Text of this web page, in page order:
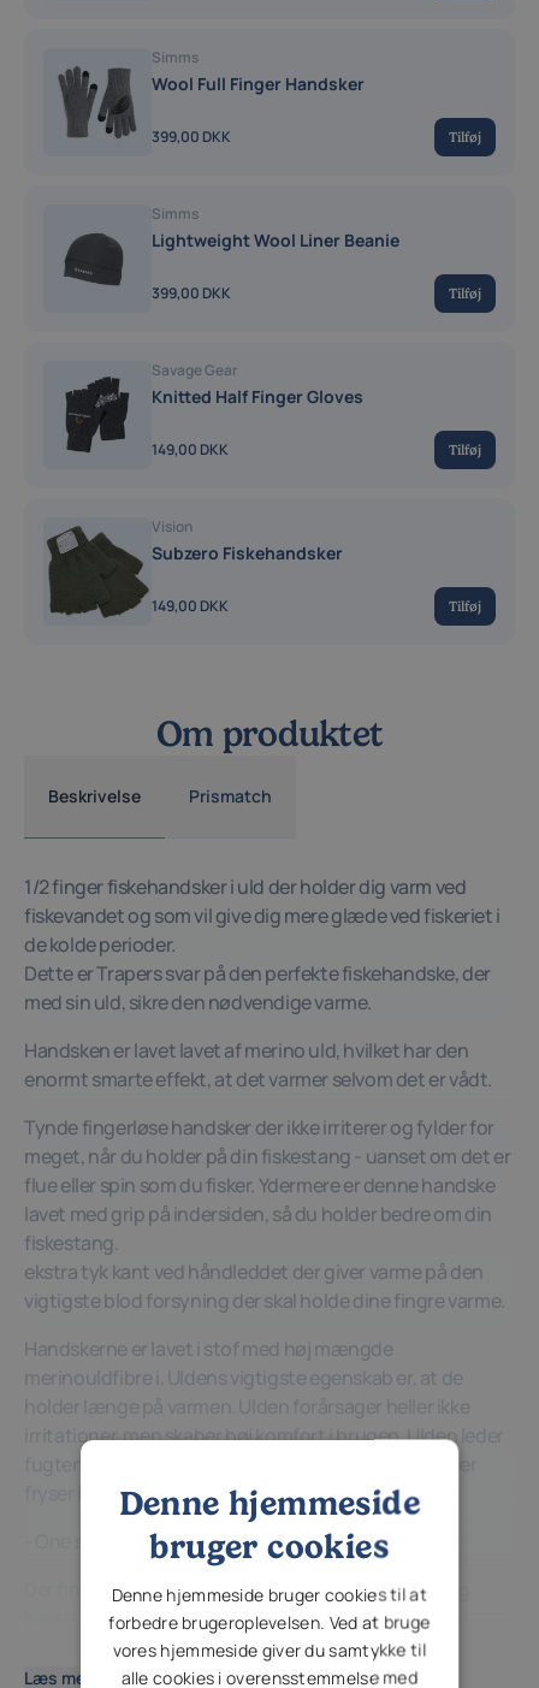
Simms
Wool Full Finger Handsker
399,00 DKK Tilføj
Simms
Lightweight Wool Liner Beanie
399,00 DKK Tilføj
Savage Gear
Knitted Half Finger Gloves
149,00 DKK Tilføj
Vision
Subzero Fiskehandsker
149,00 DKK Tilføj
Om produktet
Beskrivelse Prismatch
1/2 finger fiskehandsker i uld der holder dig varm ved
fiskevandet og som vil give dig mere glæde ved fiskeriet i
de kolde perioder.
Dette er Trapers svar på den perfekte fiskehandske, der
med sin uld, sikre den nødvendige varme.
Handsken er lavet lavet af merino uld, hvilket har den
enormt smarte effekt, at det varmer selvom det er vådt.
Tynde fingerløse handsker der ikke irriterer og fylder for
meget, når du holder på din fiskestang - uanset om det er
flue eller spin som du fisker. Ydermere er denne handske
lavet med grip på indersiden, så du holder bedre om din
fiskestang.
ekstra tyk kant ved håndleddet der giver varme på den
vigtigste blod forsyning der skal holde dine fingre varme.
Handskerne er lavet i stof med høj mængde
merinouldfibre i. Uldens vigtigste egenskab er, at de
holder længe på varmen. Ulden forårsager heller ikke
irritationer, men skaber høj komfort i brugen. Ulden leder
- One size passer til alle fra M til XL.
Der findes ikke dårligt fiske vejr - der findes kun dårlig
beklædning!
Læs mere
Denne hjemmeside
bruger cookies
Denne hjemmeside bruger cookies til at
forbedre brugeroplevelsen. Ved at bruge
vores hjemmeside giver du samtykke til
alle cookies i overensstemmelse med